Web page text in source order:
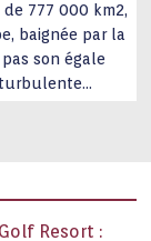
777 000 km2,
baignée par la
son égale
Resort :